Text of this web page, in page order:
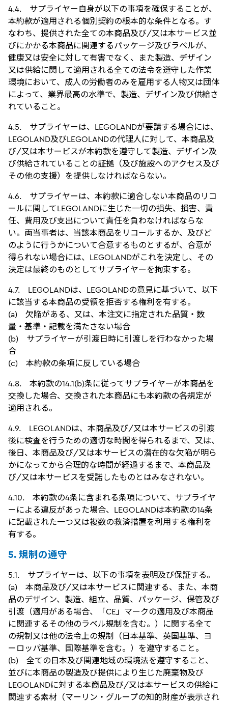
4.4. サプライヤー自身が以下の事項を確保することが、
本約款が適用される個別契約の根本的な条件となる。す
なわち、提供された全ての本商品及び/又は本サービス並
びにかかる本商品に関連するパッケージ及びラベルが、
健康又は安全に対して有害でなく、また製造、デザイン
又は供給に関して適用される全ての法令を遵守した作業
環境において、成人の労働者のみを雇用する人物又は団体
によって、業界最高の水準で、製造、デザイン及び供給さ
れていること。
4.5. サプライヤーは、LEGOLANDが要請する場合には、
LEGOLAND及びLEGOLANDの代理人に対して、本商品及
び/又は本サービスが本約款を遵守して製造、デザイン及
び供給されていることの証拠（及び施設へのアクセス及び
その他の支援）を提供しなければならない。
4.6. サプライヤーは、本約款に適合しない本商品のリコ
ールに関してLEGOLANDに生じた一切の損失、損害、責
任、費用及び支出について責任を負わなければならな
い。両当事者は、当該本商品をリコールするか、及びど
のように行うかについて合意するものとするが、合意が
得られない場合には、LEGOLANDがこれを決定し、その
決定は最終のものとしてサプライヤーを拘束する。
4.7. LEGOLANDは、LEGOLANDの意見に基づいて、以下
に該当する本商品の受領を拒否する権利を有する。
(a) 欠陥がある、又は、本注文に指定された品質・数
量・基準・記載を満たさない場合
(b) サプライヤーが引渡日時に引渡しを行わなかった場
合
(c) 本約款の条項に反している場合
4.8. 本約款の14.1(b)条に従ってサプライヤーが本商品を
交換した場合、交換された本商品にも本約款の各規定が
適用される。
4.9. LEGOLANDは、本商品及び/又は本サービスの引渡
後に検査を行うための適切な時間を得られるまで、又は、
後日、本商品及び/又は本サービスの潜在的な欠陥が明ら
かになってから合理的な時間が経過するまで、本商品及
び/又は本サービスを受諾したものとはみなされない。
4.10. 本約款の4条に含まれる条項について、サプライヤ
ーによる違反があった場合、LEGOLANDは本約款の14条
に記載された一つ又は複数の救済措置を利用する権利を
有する。
5. 規制の遵守
5.1. サプライヤーは、以下の事項を表明及び保証する。
(a) 本商品及び/又は本サービスに関連する、また、本商
品のデザイン、製造、組立、品質、パッケージ、保管及び
引渡（適用がある場合、「CE」マークの適用及び本商品
に関連するその他のラベル規制を含む。）に関する全て
の規制又は他の法令上の規制（日本基準、英国基準、ヨ
ーロッパ基準、国際基準を含む。）を遵守すること。
(b) 全ての日本及び関連地域の環境法を遵守すること、
並びに本商品の製造及び提供により生じた廃棄物及び
LEGOLANDに対する本商品及び/又は本サービスの供給に
関連する素材（マーリン・グループの知的財産が表示され